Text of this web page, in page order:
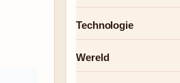
Technologie
Wereld